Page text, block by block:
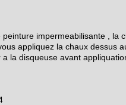
impermeabilisante , la
appliquez la chaux dessus
la disqueuse avant